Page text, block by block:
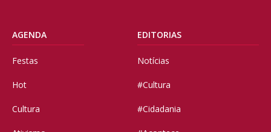
AGENDA
Festas
Hot
Cultura
EDITORIAS
Notícias
#Cultura
#Cidadania